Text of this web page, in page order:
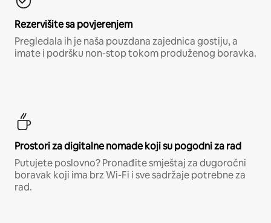
Rezervišite sa povjerenjem
Pregledala ih je naša pouzdana zajednica gostiju, a
imate i podršku non-stop tokom produženog boravka.
Prostori za digitalne nomade koji su pogodni za rad
Putujete poslovno? Pronađite smještaj za dugoročni
boravak koji ima brz Wi-Fi i sve sadržaje potrebne za
rad.